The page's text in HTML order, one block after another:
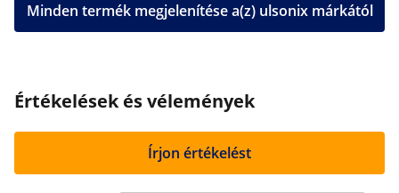
Minden termék megjelenítése a(z) ulsonix márkától
Értékelések és vélemények
Írjon értékelést